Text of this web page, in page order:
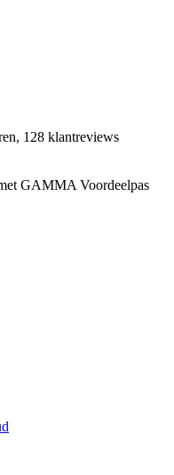
128 klantreviews
GAMMA Voordeelpas